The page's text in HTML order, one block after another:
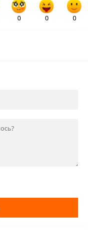
0 0 0